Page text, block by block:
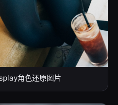
角色还原图片